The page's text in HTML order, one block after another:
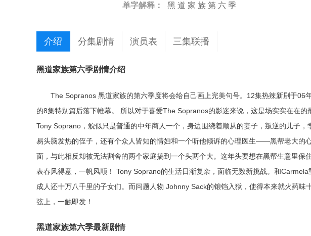
单字解释： 黑 道 家 族 第 六 季
介绍 分集剧情 演员表 三集联播
黑道家族第六季剧情介绍
The Sopranos 黑道家族的第六季度将会给自己画上完美句号。12集热辣新剧于06
的8集特别篇后落下帷幕。 所以对于喜爱The Sopranos的影迷来说，这是场实实在在的
Tony Soprano，貌似只是普通的中年商人一个，身边围绕着顺从的妻子，叛逆的儿子
易头脑发热的侄子，还有个众人皆知的情妇和一个听他倾诉的心理医生——黑帮老大的
面，与此相反却被无法割舍的两个家庭搞到一个头两个大。这年头要想在黑帮生意里保
表春风得意，一帆风顺！ Tony Soprano的生活日渐复杂，面临无数新挑战。和
成人还十万八千里的子女们。而问题人物 Johnny Sack的锒铛入狱，使得本来就火药味
弦上，一触即发！
黑道家族第六季最新剧情